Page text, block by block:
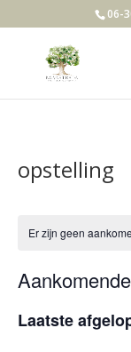
06-
opstelling
Er zijn geen
Aankomende
een
Laatste